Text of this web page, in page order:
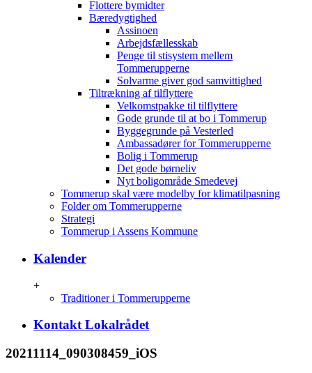
Flottere bymidter
Bæredygtighed
Assinoen
Arbejdsfællesskab
Penge til stisystem mellem
Tommerupperne
Solvarme giver god samvittighed
Tiltrækning af tilflyttere
Velkomstpakke til tilflyttere
Gode grunde til at bo i Tommerup
Byggegrunde på Vesterled
Ambassadører for Tommerupperne
Bolig i Tommerup
Det gode børneliv
Nyt boligområde Smedevej
Tommerup skal være modelby for klimatilpasning
Folder om Tommerupperne
Strategi
Tommerup i Assens Kommune
Kalender
+
Traditioner i Tommerupperne
Kontakt Lokalrådet
20211114_090308459_iOS